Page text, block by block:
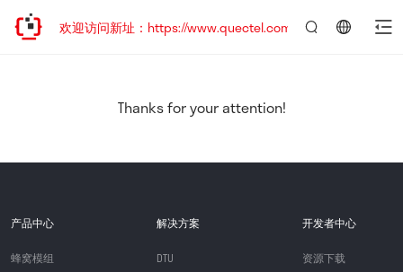
已迁移，欢迎访问新址：https://www.quectel.com.cn
Thanks for your attention!
产品中心
蜂窝模组
解决方案
DTU
开发者中心
资源下载